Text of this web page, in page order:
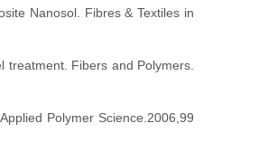
Nanosol. Fibres & Textiles in
treatment. Fibers and Polymers.
Polymer Science.2006,99